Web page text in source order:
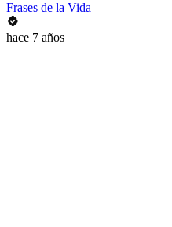
Frases de la Vida
hace 7 años